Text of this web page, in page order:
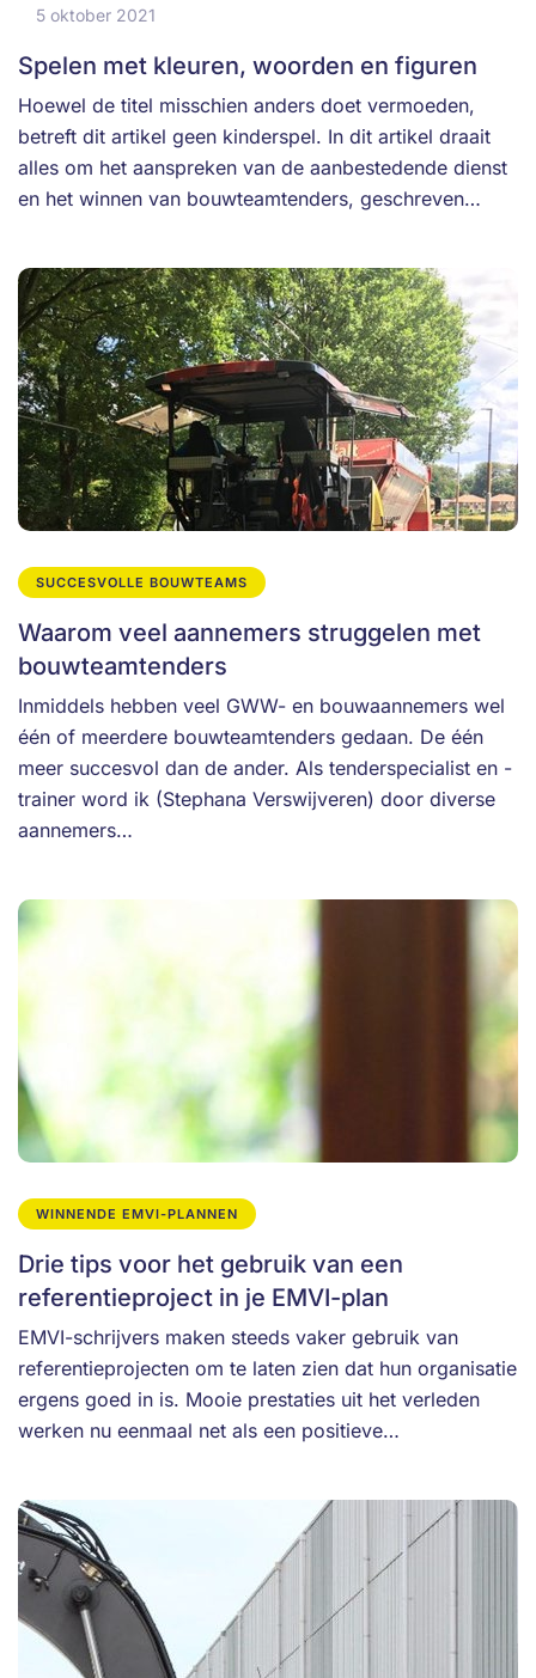
5 oktober 2021
Spelen met kleuren, woorden en figuren
Hoewel de titel misschien anders doet vermoeden,
betreft dit artikel geen kinderspel. In dit artikel draait
alles om het aanspreken van de aanbestedende dienst
en het winnen van bouwteamtenders, geschreven…
SUCCESVOLLE BOUWTEAMS
Waarom veel aannemers struggelen met
bouwteamtenders
Inmiddels hebben veel GWW- en bouwaannemers wel
één of meerdere bouwteamtenders gedaan. De één
meer succesvol dan de ander. Als tenderspecialist en -
trainer word ik (Stephana Verswijveren) door diverse
aannemers…
WINNENDE EMVI-PLANNEN
Drie tips voor het gebruik van een
referentieproject in je EMVI-plan
EMVI-schrijvers maken steeds vaker gebruik van
referentieprojecten om te laten zien dat hun organisatie
ergens goed in is. Mooie prestaties uit het verleden
werken nu eenmaal net als een positieve…